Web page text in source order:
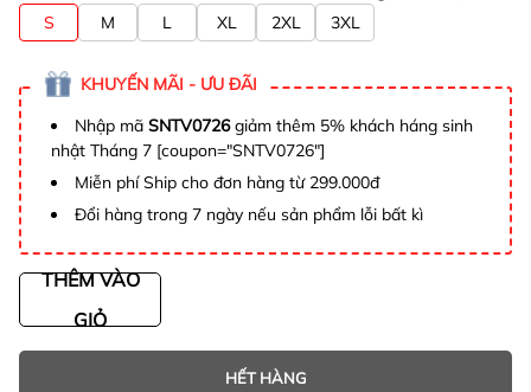
S M L XL 2XL 3XL
KHUYẾN MÃI - ƯU ĐÃI
Nhập mã SNTV0726giảm thêm 5% khách háng sinh
nhật Tháng 7 [coupon="SNTV0726"]
Miễn phí Ship cho đơn hàng từ 299.000đ
Đổi hàng trong 7 ngày nếu sản phẩm lỗi bất kì
THÊM VÀO
GIỎ
HẾT HÀNG